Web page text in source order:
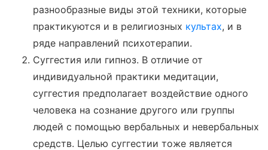
разнообразные виды этой техники, которые
практикуются и в религиозных культах, и в
ряде направлений психотерапии.
Суггестия или гипноз. В отличие от
индивидуальной практики медитации,
суггестия предполагает воздействие одного
человека на сознание другого или группы
людей с помощью вербальных и невербальных
средств. Целью суггестии тоже является